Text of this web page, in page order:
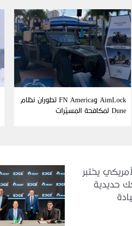
AimLock وFN America تطوران نظام
Dune لمكافحة المسيّرات
يختبر
حديدية